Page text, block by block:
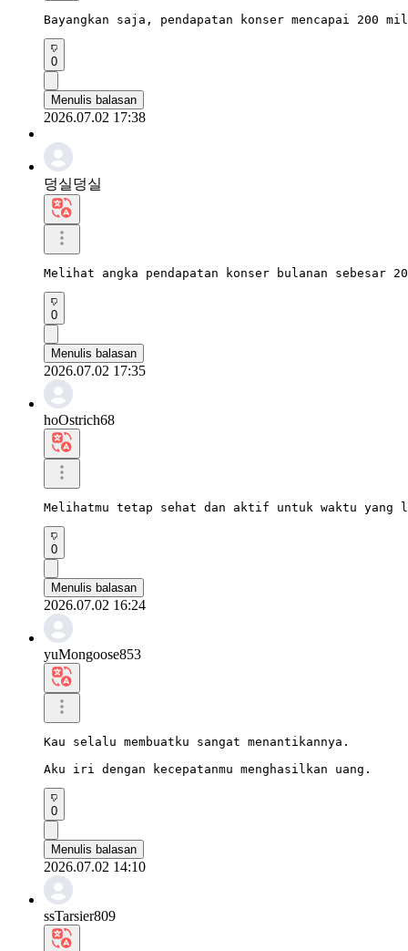
Bayangkan saja, pendapatan konser mencapai
0
Menulis balasan
2026.07.02 17:38
덩실덩실
Melihat angka pendapatan konser bulanan sebesar
0
Menulis balasan
2026.07.02 17:35
hoOstrich68
Melihatmu tetap sehat dan aktif untuk waktu yang
0
Menulis balasan
2026.07.02 16:24
yuMongoose853
Kau selalu membuatku sangat menantikannya.
Aku iri dengan kecepatanmu menghasilkan uang.
0
Menulis balasan
2026.07.02 14:10
ssTarsier809